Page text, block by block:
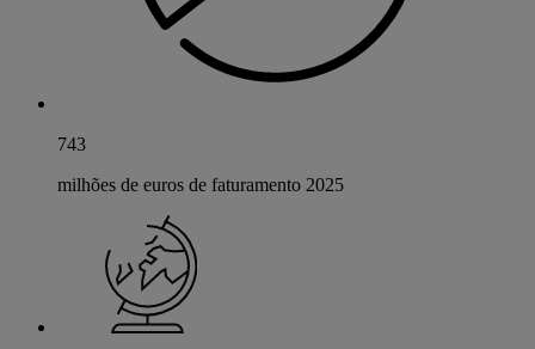
743
milhões de euros de faturamento 2025